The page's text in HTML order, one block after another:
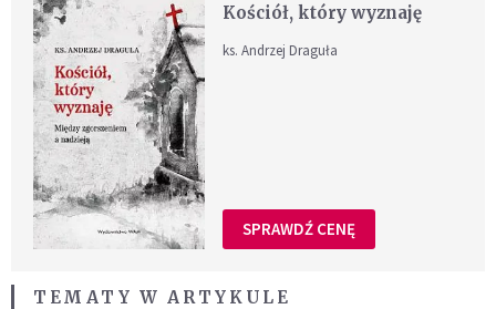
Kościół, który wyznaję
ks. Andrzej Draguła
SPRAWDŹ CENĘ
TEMATY W ARTYKULE